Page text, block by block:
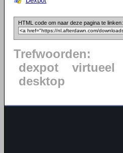
HTML code om naar deze pagina te linken:
Trefwoorden:
dexpot
virtueel
desktop